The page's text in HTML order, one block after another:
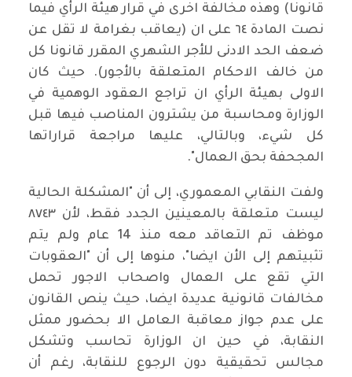
قانونا) وهذه مخالفة اخرى في قرار هيئة الرأي فيما
نصت المادة ٦٤ على ان (يعاقب بغرامة لا تقل عن
ضعف الحد الادنى للأجر الشهري المقرر قانونا كل
من خالف الاحكام المتعلقة بالأجور). حيث كان
الاولى بهيئة الرأي ان تراجع العقود الوهمية في
الوزارة ومحاسبة من يشترون المناصب فيها قبل
كل شيء، وبالتالي، عليها مراجعة قراراتها
المجحفة بحق العمال".
ولفت النقابي المعموري، إلى أن "المشكلة الحالية
ليست متعلقة بالمعينين الجدد فقط، لأن ٨٧٤٣
موظف تم التعاقد معه منذ 14 عام ولم يتم
تثبيتهم إلى الأن ايضا"، منوها إلى أن "العقوبات
التي تقع على العمال واصحاب الاجور تحمل
مخالفات قانونية عديدة ايضا، حيث ينص القانون
على عدم جواز معاقبة العامل الا بحضور ممثل
النقابة، في حين ان الوزارة تحاسب وتشكل
مجالس تحقيقية دون الرجوع للنقابة، رغم أن